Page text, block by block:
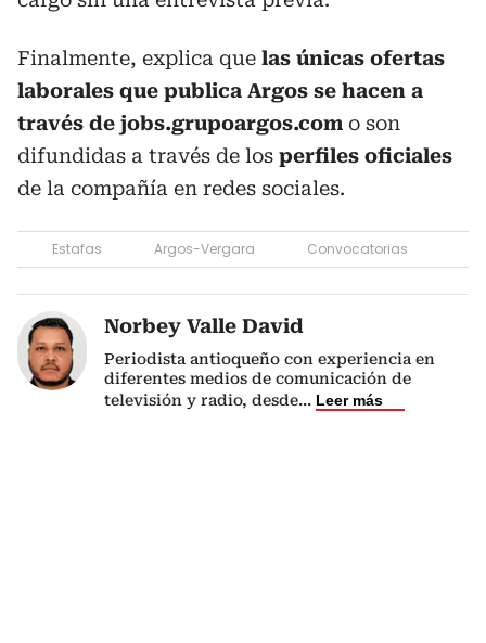
Finalmente, explica que las únicas ofertas
laborales que publica Argos se hacen a
través de jobs.grupoargos.com o son
difundidas a través de los perfiles oficiales
de la compañía en redes sociales.
Estafas Argos-Vergara Convocatorias
Norbey Valle David
Periodista antioqueño con experiencia en
diferentes medios de comunicación de
televisión y radio, desde... Leer más